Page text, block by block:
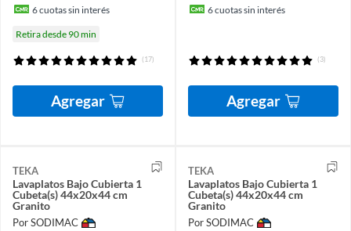
6cuotas sin interés
Retira desde 90 min
(17)
Agregar
6cuotas sin interés
(3)
Agregar
TEKA
Lavaplatos Bajo Cubierta 1
Cubeta(s) 44x20x44 cm
Granito
Por SODIMAC
TEKA
Lavaplatos Bajo Cubierta 1
Cubeta(s) 44x20x44 cm
Granito
Por SODIMAC